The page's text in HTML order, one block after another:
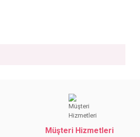
Müşteri Hizmetleri